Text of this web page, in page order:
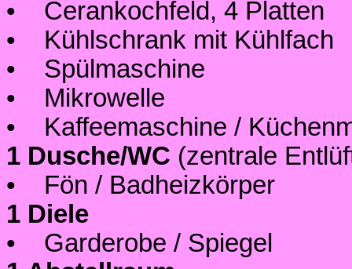
• Cerankochfeld, 4 Platten
• Kühlschrank mit Kühlfach
• Spülmaschine
• Mikrowelle
• Kaffeemaschine /
1 Dusche/WC (zentrale
• Fön / Badheizkörper
1 Diele
• Garderobe / Spiegel